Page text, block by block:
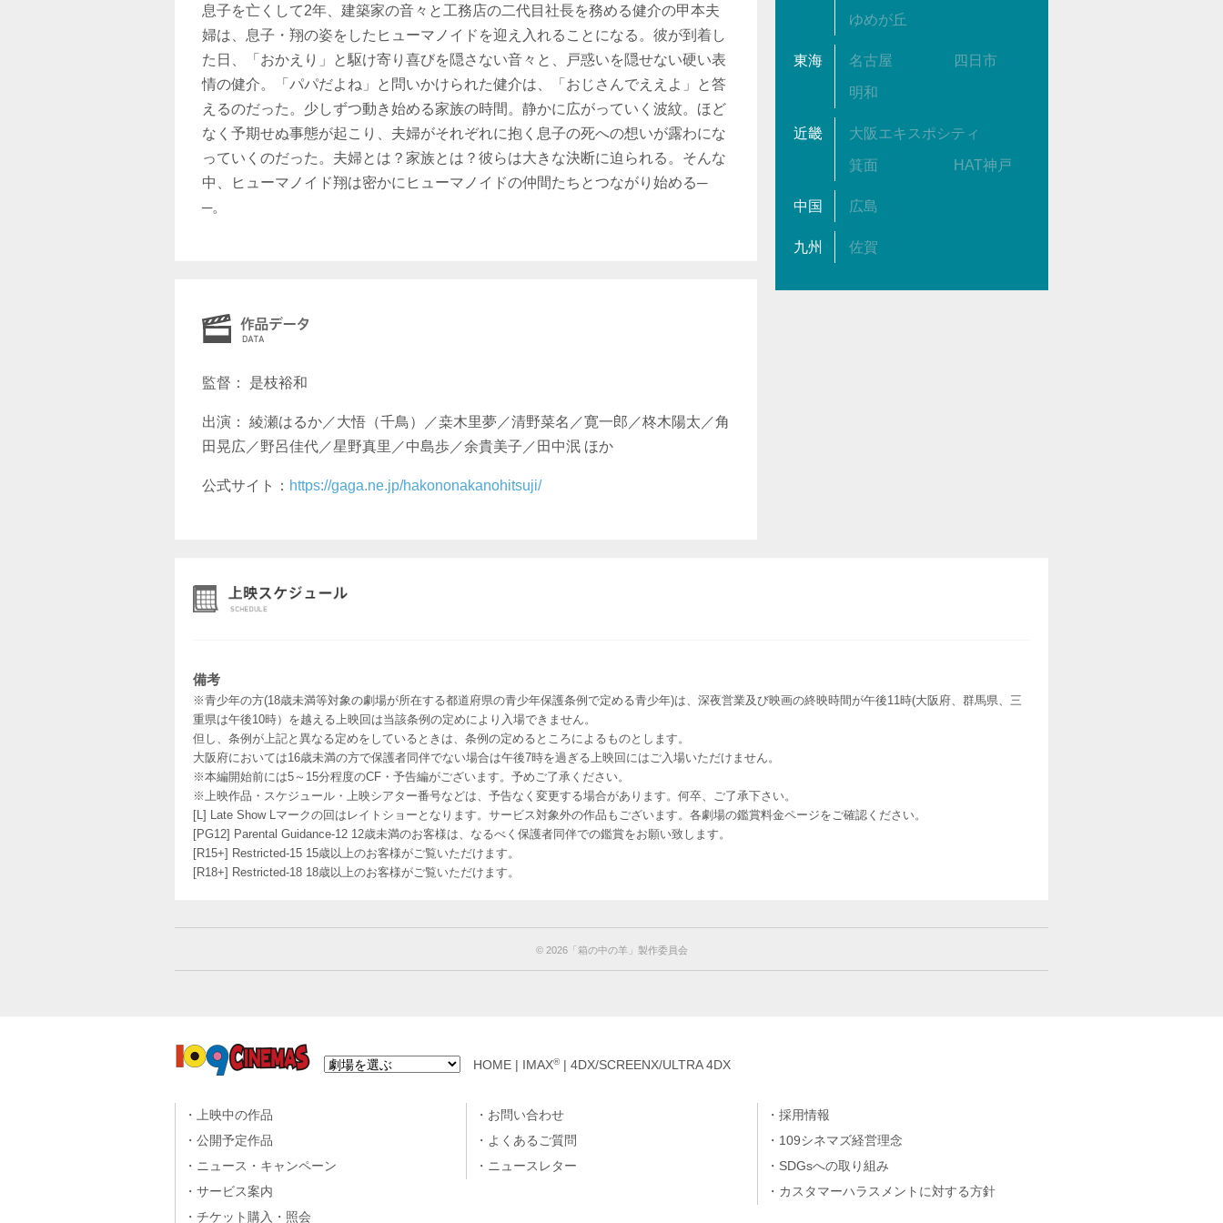
息子を亡くして2年、建築家の音々と工務店の二代目社長を務める健介の甲本夫
婦は、息子・翔の姿をしたヒューマノイドを迎え入れることになる。彼が到着し
た日、「おかえり」と駆け寄り喜びを隠さない音々と、戸惑いを隠せない硬い表
情の健介。「パパだよね」と問いかけられた健介は、「おじさんでええよ」と答
えるのだった。少しずつ動き始める家族の時間。静かに広がっていく波紋。ほど
なく予期せぬ事態が起こり、夫婦がそれぞれに抱く息子の死への想いが露わにな
っていくのだった。夫婦とは？家族とは？彼らは大きな決断に迫られる。そんな
中、ヒューマノイド翔は密かにヒューマノイドの仲間たちとつながり始める─
─。
監督： 是枝裕和
出演： 綾瀬はるか／大悟（千鳥）／桒木里夢／清野菜名／寛一郎／柊木陽太／角
田晃広／野呂佳代／星野真里／中島歩／余貴美子／田中泯 ほか
公式サイト： https://gaga.ne.jp/hakononakanohitsuji/
ゆめが丘
東海 名古屋 四日市
明和
近畿 大阪エキスポシティ
箕面 HAT神戸
中国 広島
九州 佐賀
備考
※青少年の方(18歳未満等対象の劇場が所在する都道府県の青少年保護条例で定める青少年)は、深夜営業及び映画の終映時間が午後11時(大阪府、群馬県、三
重県は午後10時）を越える上映回は当該条例の定めにより入場できません。
但し、条例が上記と異なる定めをしているときは、条例の定めるところによるものとします。
大阪府においては16歳未満の方で保護者同伴でない場合は午後7時を過ぎる上映回にはご入場いただけません。
※本編開始前には5～15分程度のCF・予告編がございます。予めご了承ください。
※上映作品・スケジュール・上映シアター番号などは、予告なく変更する場合があります。何卒、ご了承下さい。
[L] Late Show Lマークの回はレイトショーとなります。サービス対象外の作品もございます。各劇場の鑑賞料金ページをご確認ください。
[PG12] Parental Guidance-12 12歳未満のお客様は、なるべく保護者同伴での鑑賞をお願い致します。
[R15+] Restricted-15 15歳以上のお客様がご覧いただけます。
[R18+] Restricted-18 18歳以上のお客様がご覧いただけます。
© 2026「箱の中の羊」製作委員会
HOME IMAX®| 4DX/SCREENX/ULTRA 4DX
上映中の作品
公開予定作品
ニュース・キャンペーン
サービス案内
チケット購入・照会
お問い合わせ
よくあるご質問
ニュースレター
採用情報
109シネマズ経営理念
SDGsへの取り組み
カスタマーハラスメントに対する方針